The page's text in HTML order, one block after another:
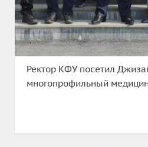
Ректор КФУ посетил
многопрофильный